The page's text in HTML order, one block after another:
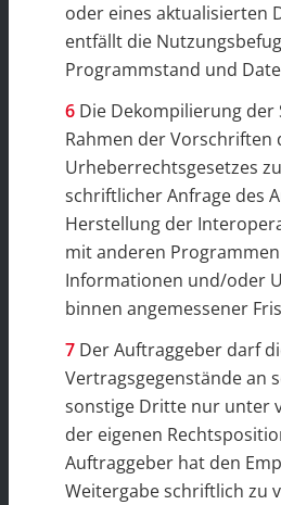
oder eines aktualisierten
entfällt die
Programmstand und
Die Dekompilierung der
Rahmen der Vorschriften
Urheberrechtsgesetzes
schriftlicher Anfrage des
Herstellung der
mit anderen
Informationen und/oder
binnen angemessener
Der Auftraggeber darf
Vertragsgegenstände an
sonstige Dritte nur unter
der eigenen
Auftraggeber hat den
Weitergabe schriftlich zu